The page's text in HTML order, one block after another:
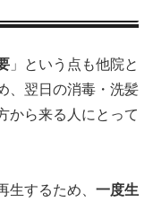
」という点も他院と
、翌日の消毒・洗髪
から来る人にとって
生するため、 一度生